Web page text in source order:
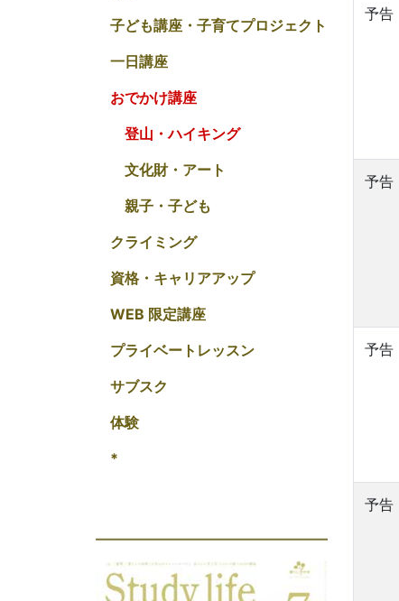
子ども講座・子育てプロジェクト
一日講座
おでかけ講座
登山・ハイキング
文化財・アート
親子・子ども
クライミング
資格・キャリアアップ
WEB 限定講座
プライベートレッスン
サブスク
体験
*
予告
予告
予告
予告